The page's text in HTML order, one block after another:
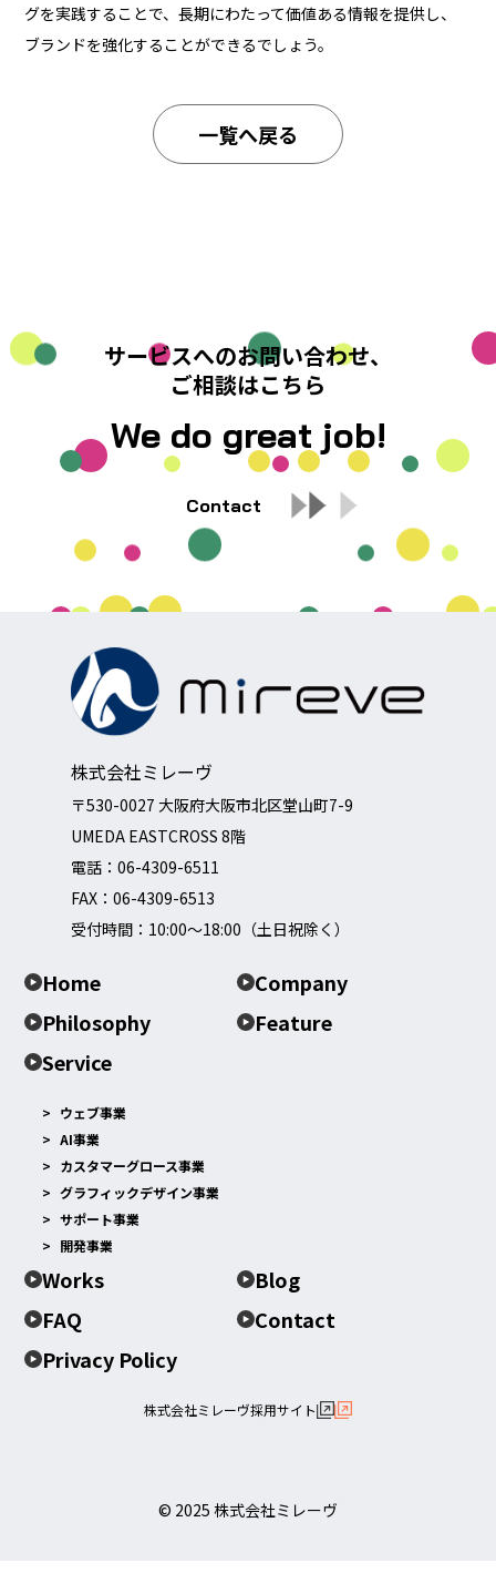
グを実践することで、長期にわたって価値ある情報を提供し、
ブランドを強化することができるでしょう。
一覧へ戻る
サービスへのお問い合わせ、
ご相談はこちら
We do great job!
Contact
株式会社ミレーヴ
〒530-0027 大阪府大阪市北区堂山町7-9
UMEDA EASTCROSS 8階
電話： 06-4309-6511
FAX：06-4309-6513
受付時間：10:00～18:00（土日祝除く）
Home
Company
Philosophy
Feature
Service
ウェブ事業
AI事業
カスタマーグロース事業
グラフィックデザイン事業
サポート事業
開発事業
Works
Blog
FAQ
Contact
Privacy Policy
株式会社ミレーヴ採用サイト
© 2025 株式会社ミレーヴ